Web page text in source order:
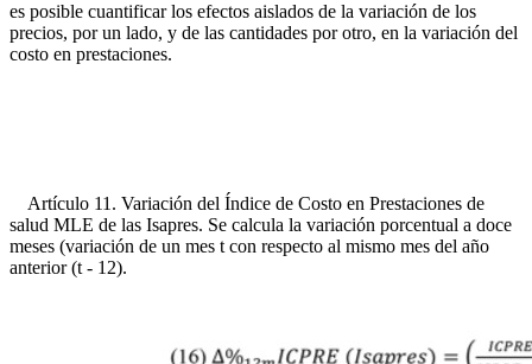
es posible cuantificar los efectos aislados de la variación de los
precios, por un lado, y de las cantidades por otro, en la variación del
costo en prestaciones.
Artículo 11. Variación del Índice de Costo en Prestaciones de
salud MLE de las Isapres. Se calcula la variación porcentual a doce
meses (variación de un mes t con respecto al mismo mes del año
anterior (t - 12).